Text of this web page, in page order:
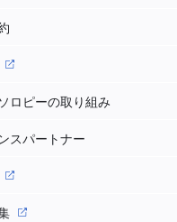
ロピーの取り組み
スパートナー